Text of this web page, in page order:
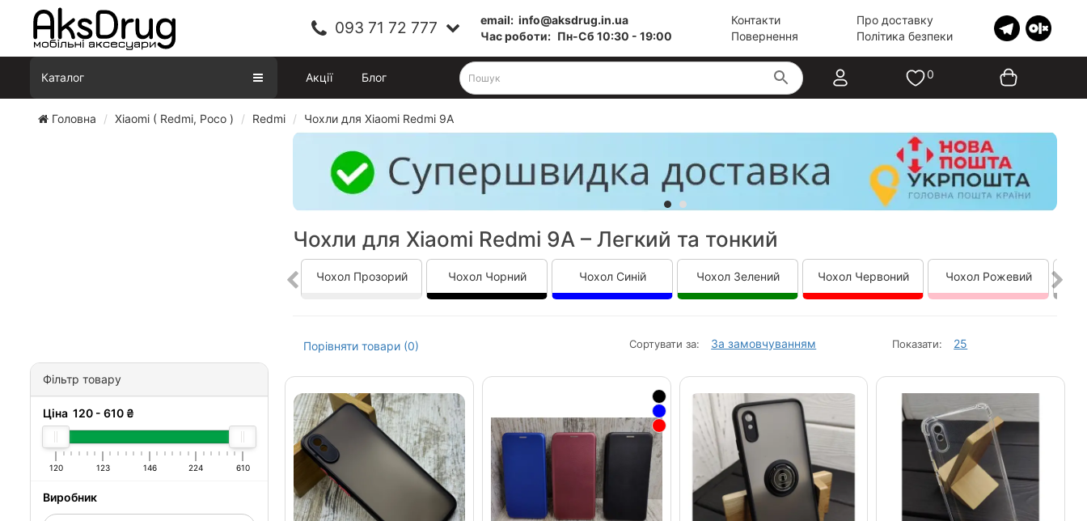
093 71 72 777 email: info@aksdrug.in.ua
Час роботи: Пн-Cб 10:30 - 19:00
Контакти
Повернення
Про доставку
Політика безпеки
Каталог Акції Блог 0
Головна Xiaomi ( Redmi, Poco ) Redmi Чохли для Xiaomi Redmi 9A
Фільтр товару
Ціна 120 - 610 ₴
120 123 146 224 610
Виробник
Чохли для Xiaomi Redmi 9A – Легкий та тонкий
Чохол Прозорий Чохол Чорний Чохол Синій Чохол Зелений Чохол Червоний Чохол Рожевий
Порівняти товари (0) Сортувати за: За замовчуванням Показати: 25